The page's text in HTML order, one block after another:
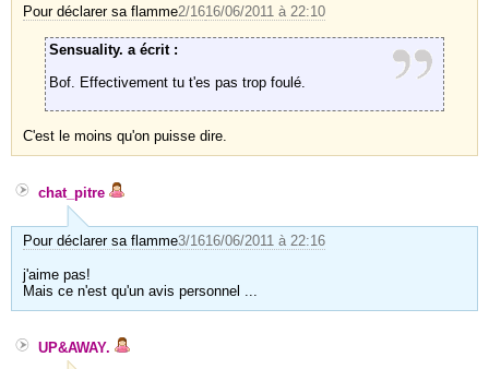
Pour déclarer sa flamme2/1616/06/2011 à 22:10
Sensuality. a écrit :
Bof. Effectivement tu t'es pas trop foulé.
C'est le moins qu'on puisse dire.
chat_pitre
Pour déclarer sa flamme3/1616/06/2011 à 22:16
j'aime pas!
Mais ce n'est qu'un avis personnel ...
UP&AWAY.